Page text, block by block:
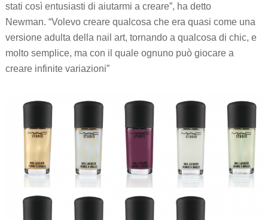
stati così entusiasti di aiutarmi a creare”, ha detto
Newman. “Volevo creare qualcosa che era quasi come una
versione adulta della nail art, tornando a qualcosa di chic, e
molto semplice, ma con il quale ognuno può giocare a
creare infinite variazioni”